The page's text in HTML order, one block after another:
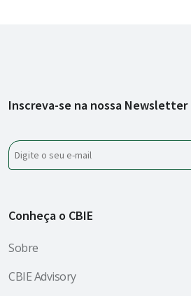
Inscreva-se na nossa Newsletter
Conheça o CBIE
Sobre
CBIE Advisory